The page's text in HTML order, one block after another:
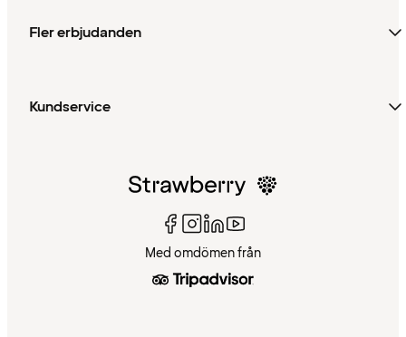
Fler erbjudanden
Kundservice
Med omdömen från